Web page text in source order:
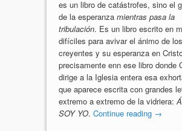
es un libro de catástrofes, sino el
de la esperanza mientras pasa la
tribulación. Es un libro escrito en
difíciles para avivar el ánimo de los
creyentes y su esperanza en
precisamente enn ese libro donde
dirige a la Iglesia entera esa
que aparece escrita con grandes
extremo a extremo de la vidriera:
SOY YO. Continue reading →